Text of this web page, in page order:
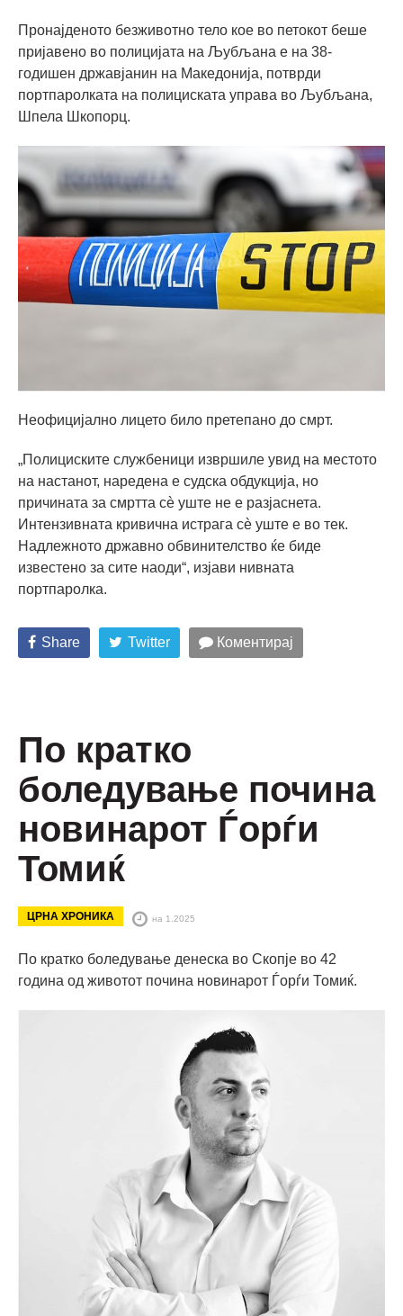
Пронајденото безживотно тело кое во петокот беше
пријавено во полицијата на Љубљана е на 38-
годишен државјанин на Македонија, потврди
портпаролката на полициската управа во Љубљана,
Шпела Шкопорц.
Неофицијално лицето било претепано до смрт.
„Полициските службеници извршиле увид на местото
на настанот, наредена е судска обдукција, но
причината за смртта сè уште не е разјаснета.
Интензивната кривична истрага сè уште е во тек.
Надлежното државно обвинителство ќе биде
известено за сите наоди“, изјави нивната
портпаролка.
Share Twitter Коментирај
По кратко
боледување почина
новинарот Ѓорѓи
Томиќ
ЦРНА ХРОНИКА на 1.2025
По кратко боледување денеска во Скопје во 42
година од животот почина новинарот Ѓорѓи Томиќ.